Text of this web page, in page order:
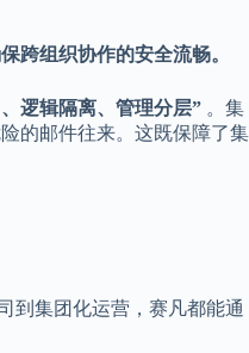
跨组织协作的安全流畅。
逻辑隔离、管理分层” 。集
的邮件往来。这既保障了集
到集团化运营，赛凡都能通